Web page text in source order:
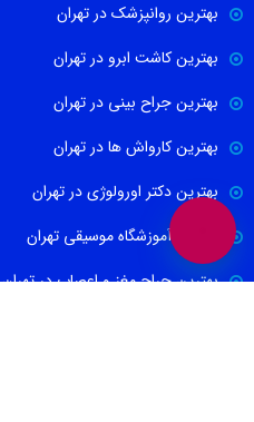
بهترین روانپزشک در تهران
بهترین کاشت ابرو در تهران
بهترین جراح بینی در تهران
بهترین کارواش ها در تهران
بهترین دکتر اورولوژی در تهران
بهترین آموزشگاه موسیقی تهران
بهترین جراح مغز و اعصاب در تهران